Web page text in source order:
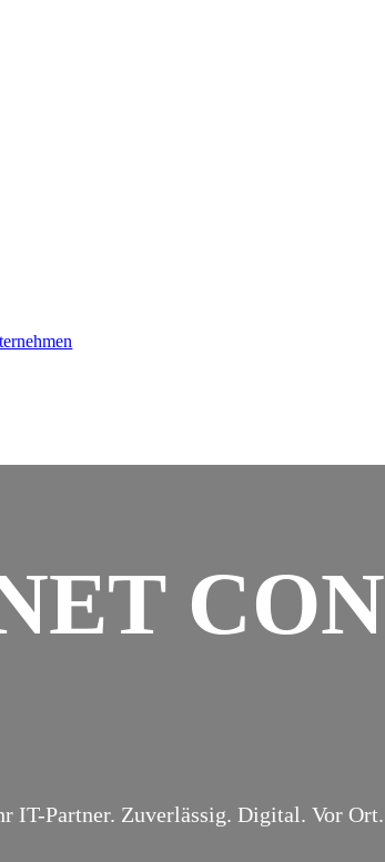
CON
IT-Partner. Zuverlässig. Digital. Vor Ort.